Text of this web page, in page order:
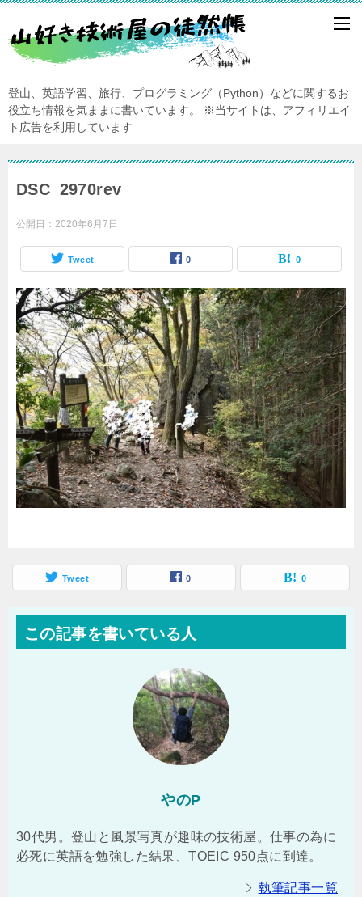
登山、英語学習、旅行、プログラミング（Python）などに関するお
役立ち情報を気ままに書いています。
※当サイトは、アフィリエイ
ト広告を利用しています
DSC_2970rev
公開日： 2020年6月7日
Tweet 0 0
Tweet 0 0
この記事を書いている人
やのP
30代男。登山と風景写真が趣味の技術屋。仕事の為に
必死に英語を勉強した結果、TOEIC 950点に到達。
執筆記事一覧